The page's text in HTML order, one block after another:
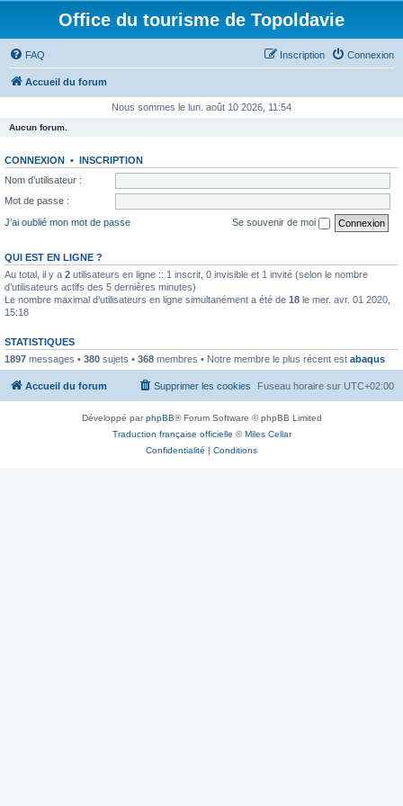
Office du tourisme de Topoldavie
FAQ Connexion
Inscription
Accueil du forum
Nous sommes le lun. août 10 2026, 11:54
Aucun forum.
CONNEXION • INSCRIPTION
Nom d’utilisateur :
Mot de passe :
J’ai oublié mon mot de passe
Se souvenir de moi
QUI EST EN LIGNE ?
Au total, il y a 2 utilisateurs en ligne :: 1 inscrit, 0 invisible et 1 invité (selon le nombre
d’utilisateurs actifs des 5 dernières minutes)
Le nombre maximal d’utilisateurs en ligne simultanément a été de 18 le mer. avr. 01 2020,
15:18
STATISTIQUES
1897 messages • 380 sujets • 368 membres • Notre membre le plus récent est abaqus
Accueil du forum Fuseau horaire sur UTC+02:00
Supprimer les cookies
Développé parphpBB® Forum Software © phpBB Limited
Traduction française officielle ©Miles Cellar
Confidentialité | Conditions